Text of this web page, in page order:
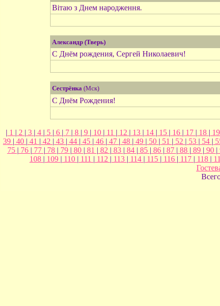
Вітаю з Днем народження.
Александр (Тверь)
С Днём рождения, Сергей Николаевич!
Сестрёнка(Мск)
С Днём Рождения!
| 1 | 2 | 3 | 4 | 5 | 6 | 7 | 8 | 9 | 10 | 11 | 12 | 13 | 14 | 15 | 16 | 17 | 18 |
39 | 40 | 41 | 42 | 43 | 44 | 45 | 46 | 47 | 48 | 49 | 50 | 51 | 52 | 53 | 54 |
75 | 76 | 77 | 78 | 79 | 80 | 81 | 82 | 83 | 84 | 85 | 86 | 87 | 88 | 89 | 90 |
108 | 109 | 110 | 111 | 112 | 113 | 114 | 115 | 116 | 117 | 118 |